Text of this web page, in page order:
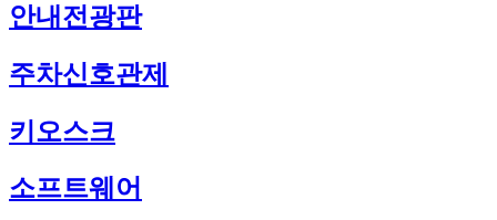
안내전광판
주차신호관제
키오스크
소프트웨어